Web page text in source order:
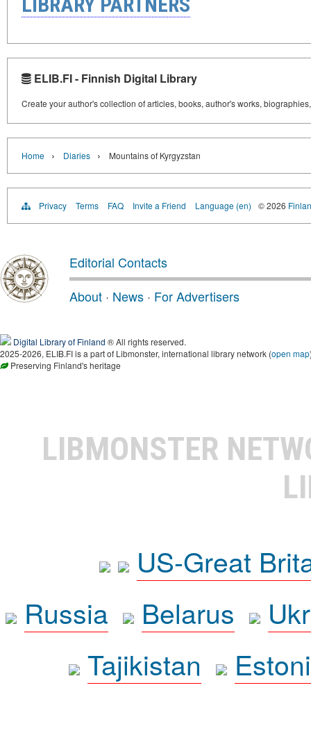
ELIB.FI - Finnish Digital Library
Create your author's collection of articles, books, author's works,
Home › Diaries › Mountains of Kyrgyzstan
Privacy Terms FAQ Invite a Friend Language (en) © 2026
Editorial Contacts
About · News · For Advertisers
Digital Library of Finland ® All rights reserved.
2025-2026, ELIB.FI is a part of Libmonster, international library network (open map
Preserving Finland's heritage
LIBMONSTER
US-Great
Russia
Belarus
Tajikistan